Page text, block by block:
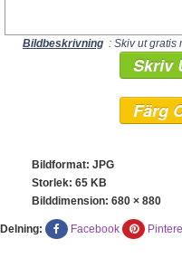
Bildbeskrivning : Skiv ut gratis
Skriv
Färg
Bildformat: JPG
Storlek: 65 KB
Bilddimension: 680 × 880
Delning: Facebook